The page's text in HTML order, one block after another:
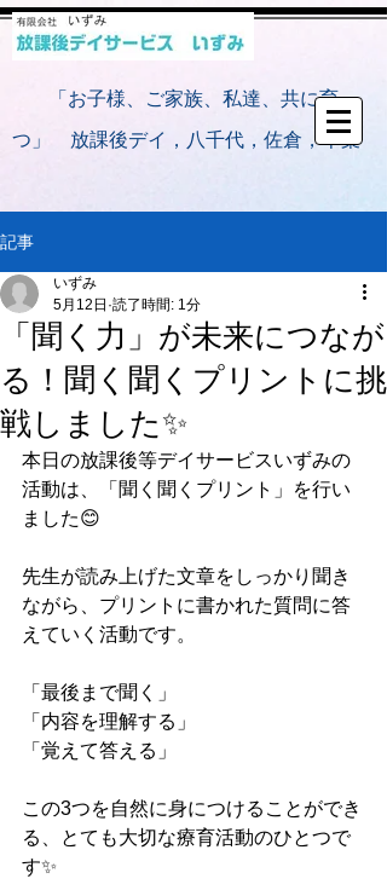
「お子様、ご家族、私達、共に育
つ」 放課後デイ，八千代，佐倉，千葉
記事
「聞く力」が未来につなが
る！聞く聞くプリントに挑
戦しました✨
いずみ
5月12日 読了時間: 1分
本日の放課後等デイサービスいずみの
活動は、「聞く聞くプリント」を行い
ました😊
先生が読み上げた文章をしっかり聞き
ながら、プリントに書かれた質問に答
えていく活動です。
「最後まで聞く」
「内容を理解する」
「覚えて答える」
この3つを自然に身につけることができ
る、とても大切な療育活動のひとつで
す✨